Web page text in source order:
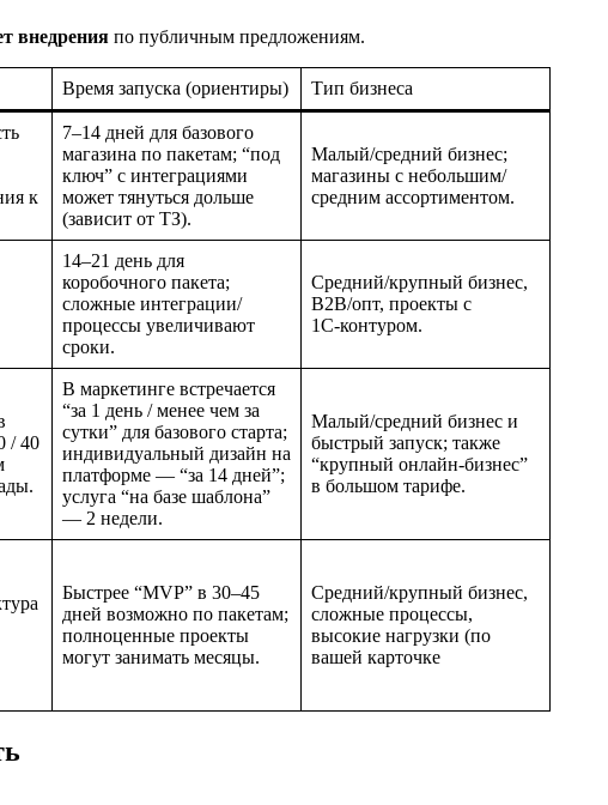
внедрения по публичным предложениям.
Время запуска (ориентиры) Тип бизнеса
к
7–14 дней для базового
магазина по пакетам; “под
ключ” с интеграциями
может тянуться дольше
(зависит от ТЗ).
Малый/средний бизнес;
магазины с небольшим/
средним ассортиментом.
14–21 день для
коробочного пакета;
сложные интеграции/
процессы увеличивают
сроки.
Средний/крупный бизнес,
B2B/опт, проекты с
1С‑контуром.
/ 40
В маркетинге встречается
“за 1 день / менее чем за
сутки” для базового старта;
индивидуальный дизайн на
платформе — “за 14 дней”;
услуга “на базе шаблона”
— 2 недели.
Малый/средний бизнес и
быстрый запуск; также
“крупный онлайн‑бизнес”
в большом тарифе.
Быстрее “MVP” в 30–45
дней возможно по пакетам;
полноценные проекты
могут занимать месяцы.
Средний/крупный бизнес,
сложные процессы,
высокие нагрузки (по
вашей карточке